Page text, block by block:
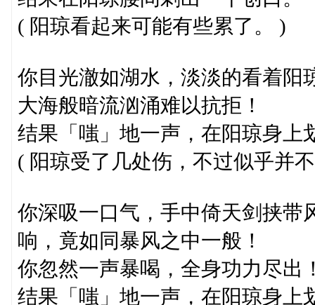
( 阳琼看起来可能有些累了。 )
你目光澈如湖水，淡淡的看着阳
大海般暗流汹涌难以抗拒！
结果「嗤」地一声，在阳琼身上
( 阳琼受了几处伤，不过似乎并
你深吸一口气，手中倚天剑挟带
响，竟如同暴风之中一般！
你忽然一声暴喝，全身功力尽出
结果「嗤」地一声，在阳琼身上